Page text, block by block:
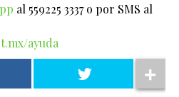
al 559225 3337 o por SMS al
ayuda